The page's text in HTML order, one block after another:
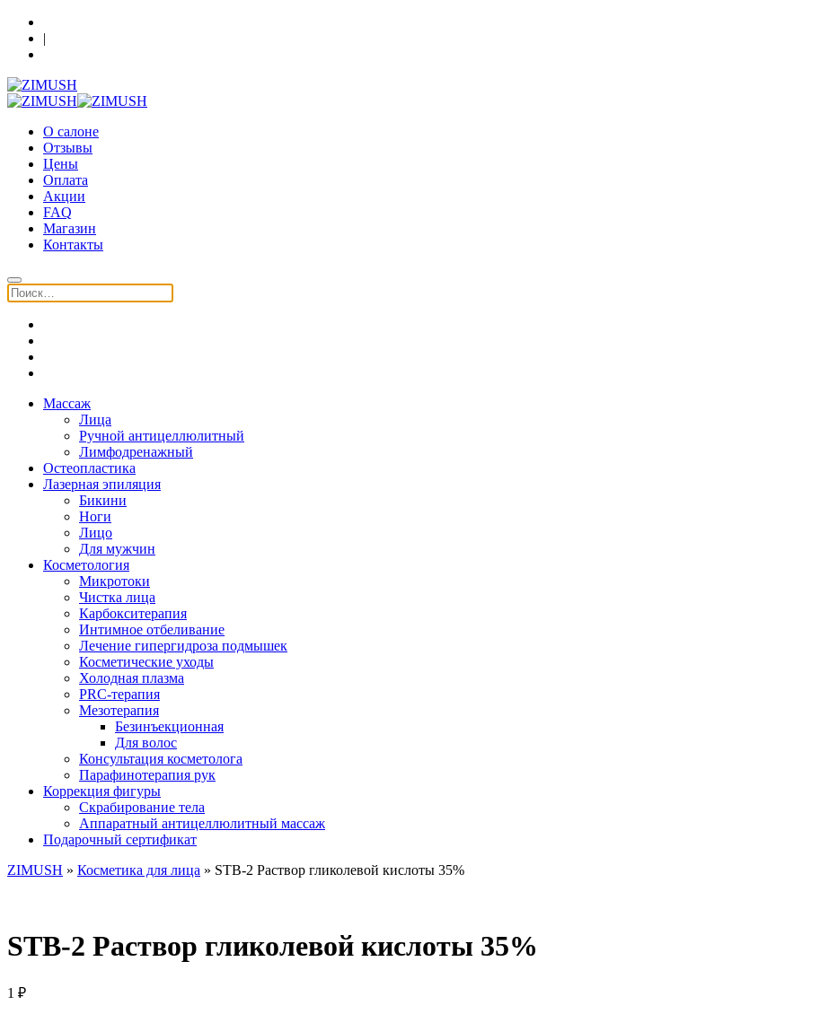
|
О салоне
Отзывы
Цены
Оплата
Акции
FAQ
Магазин
Контакты
Массаж
Лица
Ручной антицеллюлитный
Лимфодренажный
Остеопластика
Лазерная эпиляция
Бикини
Ноги
Лицо
Для мужчин
Косметология
Микротоки
Чистка лица
Карбокситерапия
Интимное отбеливание
Лечение гипергидроза подмышек
Косметические уходы
Холодная плазма
PRC-терапия
Мезотерапия
Безинъекционная
Для волос
Консультация косметолога
Парафинотерапия рук
Коррекция фигуры
Скрабирование тела
Аппаратный антицеллюлитный массаж
Подарочный сертификат
ZIMUSH » Косметика для лица » STB-2 Раствор гликолевой кислоты 35%
STB-2 Раствор гликолевой кислоты 35%
1 ₽